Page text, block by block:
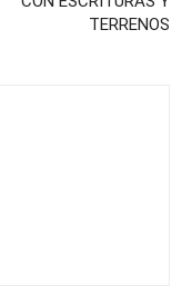
TERRENOS